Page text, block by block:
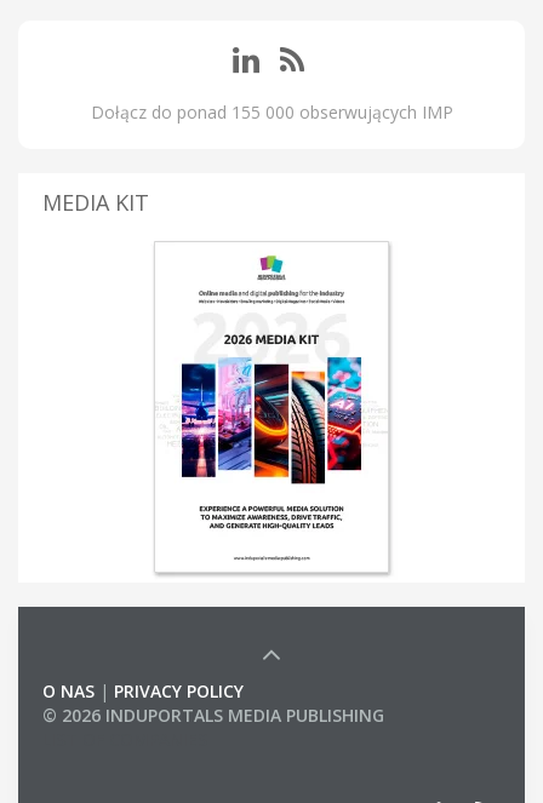
Dołącz do ponad 155 000 obserwujących IMP
MEDIA KIT
O NAS | PRIVACY POLICY
© 2026 INDUPORTALS MEDIA PUBLISHING